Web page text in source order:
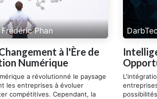
Phan
à l'Ère de
Numérique
a révolutionné le paysage
les entreprises à évoluer
compétitives. Cependant, la